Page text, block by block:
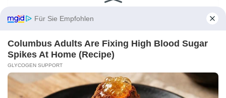
Aktien ATX DAX EuroStoxx 50 Dow Jones NASDAQ 100 Nikkei 225
S&P 500
Weitere Aktien:
Golden Heaven Group a Trench Metals TOWARISE CORPORATION
Registered Shs Sodhani Academy of Fintech Enablers Banco Popular
Für Sie Empfohlen
Columbus Adults Are Fixing High Blood Sugar
Spikes At Home (Recipe)
GLYCOGEN SUPPORT